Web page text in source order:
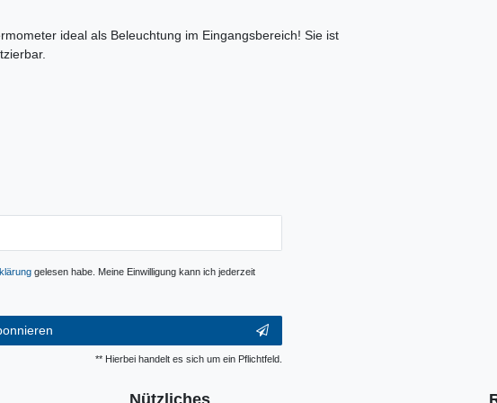
ideal als Beleuchtung im Eingangsbereich! Sie ist
gelesen habe. Meine Einwilligung kann ich jederzeit
** Hierbei handelt es sich um ein Pflichtfeld.
Nützliches